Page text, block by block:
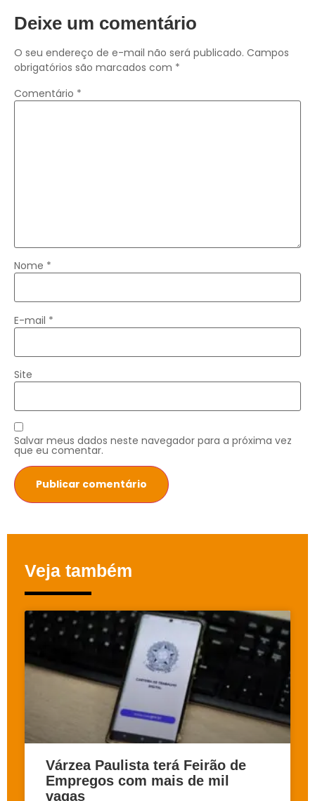
Deixe um comentário
O seu endereço de e-mail não será publicado. Campos
obrigatórios são marcados com *
Comentário *
Nome *
E-mail *
Site
Salvar meus dados neste navegador para a próxima vez
que eu comentar.
Veja também
Várzea Paulista terá Feirão de
Empregos com mais de mil
vagas